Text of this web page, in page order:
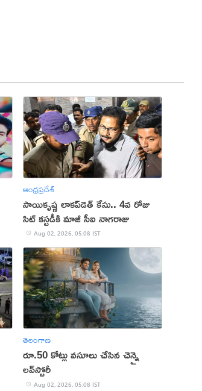
ఆంధ్రప్రదేశ్
సాయికృష్ణ లాకప్‌డెత్ కేసు.. 4వ రోజు
సిట్ కస్టడీకి మాజీ సీఐ నాగరాజు
Aug 02, 2026, 05:08 IST
తెలంగాణ
రూ.50 కోట్లు వసూలు చేసిన చెన్నై
లవ్‌‌స్టోరీ
Aug 02, 2026, 05:08 IST